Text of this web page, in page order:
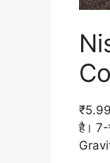
है। 7-